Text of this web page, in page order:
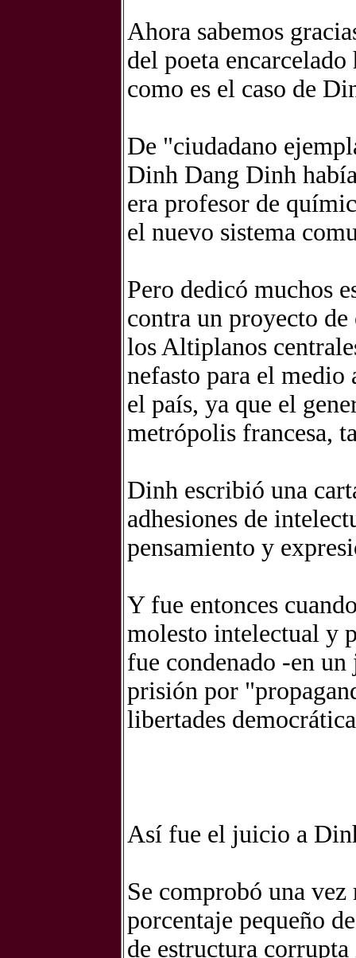
Ahora sabemos
del poeta
como es el caso de
De "ciudadano
Dinh Dang Dinh
era profesor de
el nuevo sistema
Pero dedicó muchos
contra un proyecto
los Altiplanos
nefasto para el medio
el país, ya que el
metrópolis francesa,
Dinh escribió una
adhesiones de
pensamiento y
Y fue entonces
molesto intelectual y
fue condenado -en
prisión por
libertades
Así fue el juicio a
Se comprobó una
porcentaje pequeño
de estructura